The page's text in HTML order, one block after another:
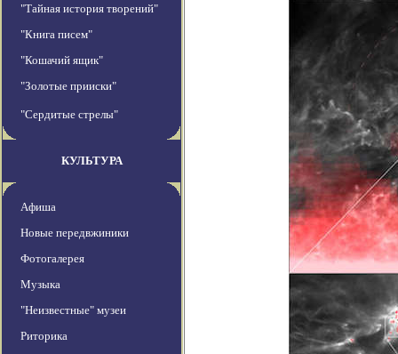
"Тайная история творений"
"Книга писем"
"Кошачий ящик"
"Золотые прииски"
"Сердитые стрелы"
КУЛЬТУРА
Афиша
Новые передвжиники
Фотогалерея
Музыка
"Неизвестные" музеи
Риторика